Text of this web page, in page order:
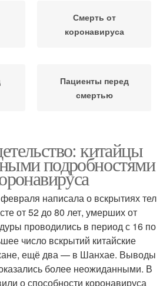
Смерть от
коронавируса
Пациенты перед
смертью
китайцы
подробностями
написала о вскрытиях тел
от 52 до 80 лет, умерших от
проводились в период с 16 по
число вскрытий китайские
ещё два — в Шанхае. Выводы
более неожиданными. В
о способности коронавируса